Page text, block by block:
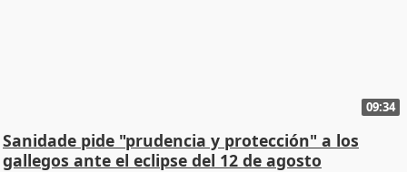
09:34
Sanidade pide "prudencia y protección" a los
gallegos ante el eclipse del 12 de agosto